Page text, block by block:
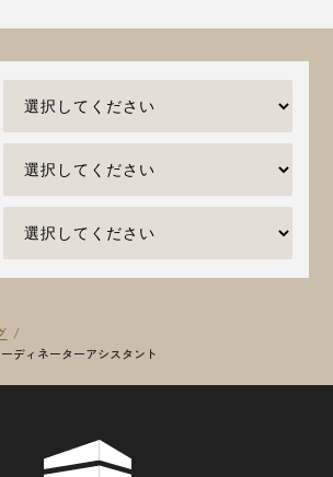
ディネーターアシスタント